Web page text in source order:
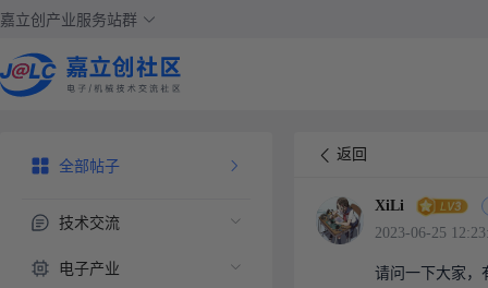
嘉立创产业服务站群
全部帖子
技术交流
电子产业
返回
XiLi
2023-06-25
请问一下大家，